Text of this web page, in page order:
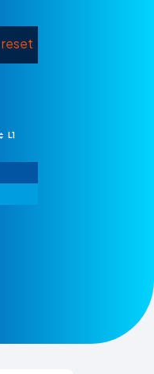
reset
L1